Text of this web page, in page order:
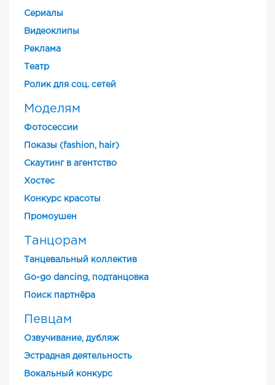
Cериалы
Видеоклипы
Реклама
Театр
Ролик для соц. сетей
Моделям
Фотосессии
Показы (fashion, hair)
Скаутинг в агентство
Хостес
Конкурс красоты
Промоушен
Танцорам
Танцевальный коллектив
Go-go dancing, подтанцовка
Поиск партнёра
Певцам
Озвучивание, дубляж
Эстрадная деятельность
Вокальный конкурс